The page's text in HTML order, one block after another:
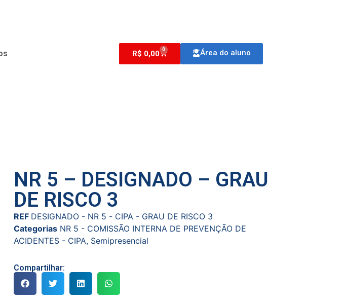
R$ 0,00 0 Área do aluno
NR 5 – DESIGNADO – GRAU
DE RISCO 3
REF DESIGNADO - NR 5 - CIPA - GRAU DE RISCO 3
Categorias NR 5 - COMISSÃO INTERNA DE PREVENÇÃO DE
ACIDENTES - CIPA, Semipresencial
Compartilhar: